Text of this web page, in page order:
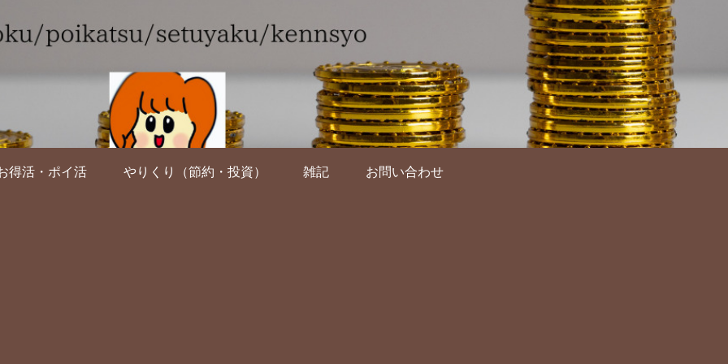
得活・ポイ活 やりくり（節約・投資） 雑記 お問い合わせ